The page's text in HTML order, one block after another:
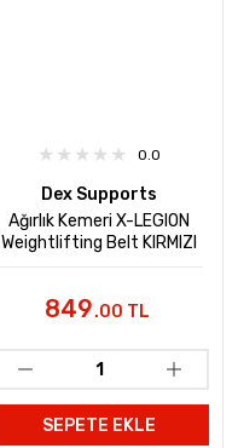
0.0
Dex Supports
Ağırlık Kemeri X-LEGION
Weightlifting Belt KIRMIZI
849.00 TL
SEPETE EKLE